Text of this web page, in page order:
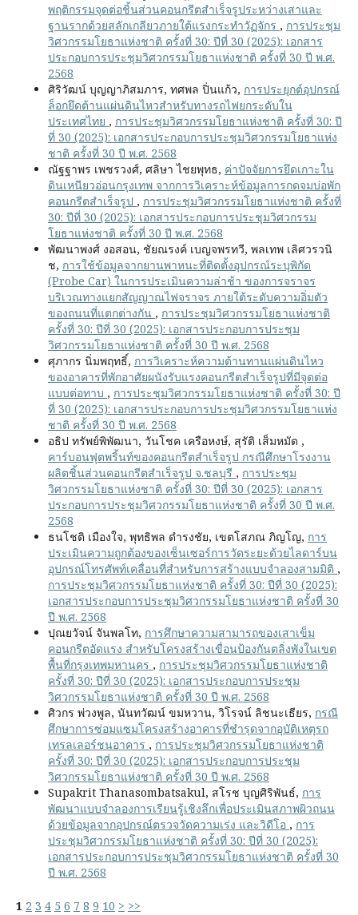
พฤติกรรมจุดต่อชิ้นส่วนคอนกรีตสำเร็จรูประหว่างเสาและ
ฐานรากด้วยสลักเกลียวภายใต้แรงกระทำวัฏจักร , การประชุม
วิศวกรรมโยธาแห่งชาติ ครั้งที่ 30: ปีที่ 30 (2025): เอกสาร
ประกอบการประชุมวิศวกรรมโยธาแห่งชาติ ครั้งที่ 30 ปี พ.ศ.
2568
ศิริวัฒน์ บุญญาภิสมภาร, ทศพล ปิ่นแก้ว, การประยุกต์อุปกรณ์
ล็อกยึดต้านแผ่นดินไหวสำหรับทางรถไฟยกระดับใน
ประเทศไทย , การประชุมวิศวกรรมโยธาแห่งชาติ ครั้งที่ 30: ปี
ที่ 30 (2025): เอกสารประกอบการประชุมวิศวกรรมโยธาแห่ง
ชาติ ครั้งที่ 30 ปี พ.ศ. 2568
ณัฐฐาพร เพชรวงศ์, ศลิษา ไชยพุทธ, ค่าปัจจัยการยึดเกาะใน
ดินเหนียวอ่อนกรุงเทพ จากการวิเคราะห์ข้อมูลการกดจมบ่อพัก
คอนกรีตสำเร็จรูป , การประชุมวิศวกรรมโยธาแห่งชาติ ครั้งที่
30: ปีที่ 30 (2025): เอกสารประกอบการประชุมวิศวกรรม
โยธาแห่งชาติ ครั้งที่ 30 ปี พ.ศ. 2568
พัฒนาพงศ์ งอสอน, ชัยณรงค์ เบญจพรทวี, พลเทพ เลิศวรวนิ
ช, การใช้ข้อมูลจากยานพาหนะที่ติดตั้งอุปกรณ์ระบุพิกัด
(Probe Car) ในการประเมินความล่าช้า ของการจราจร
บริเวณทางแยกสัญญาณไฟจราจร ภายใต้ระดับความอิ่มตัว
ของถนนที่แตกต่างกัน , การประชุมวิศวกรรมโยธาแห่งชาติ
ครั้งที่ 30: ปีที่ 30 (2025): เอกสารประกอบการประชุม
วิศวกรรมโยธาแห่งชาติ ครั้งที่ 30 ปี พ.ศ. 2568
ศุภากร นิ่มพฤทธิ์, การวิเคราะห์ความต้านทานแผ่นดินไหว
ของอาคารที่พักอาศัยผนังรับแรงคอนกรีตสำเร็จรูปที่มีจุดต่อ
แบบต่อทาบ , การประชุมวิศวกรรมโยธาแห่งชาติ ครั้งที่ 30: ปี
ที่ 30 (2025): เอกสารประกอบการประชุมวิศวกรรมโยธาแห่ง
ชาติ ครั้งที่ 30 ปี พ.ศ. 2568
อธิป ทรัพย์พิพัฒนา, วันโชค เครือหงษ์, สุรัติ เส็มหมัด ,
คาร์บอนฟุตพริ้นท์ของคอนกรีตสำเร็จรูป กรณีศึกษาโรงงาน
ผลิตชิ้นส่วนคอนกรีตสำเร็จรูป จ.ชลบุรี , การประชุม
วิศวกรรมโยธาแห่งชาติ ครั้งที่ 30: ปีที่ 30 (2025): เอกสาร
ประกอบการประชุมวิศวกรรมโยธาแห่งชาติ ครั้งที่ 30 ปี พ.ศ.
2568
ธนโชติ เมืองใจ, พุทธิพล ดำรงชัย, เขตโสภณ ภิญโญ, การ
ประเมินความถูกต้องของเซ็นเซอร์การวัดระยะด้วยไลดาร์บน
อุปกรณ์โทรศัพท์เคลื่อนที่สำหรับการสร้างแบบจำลองสามมิติ ,
การประชุมวิศวกรรมโยธาแห่งชาติ ครั้งที่ 30: ปีที่ 30 (2025):
เอกสารประกอบการประชุมวิศวกรรมโยธาแห่งชาติ ครั้งที่ 30
ปี พ.ศ. 2568
ปุณยวัจน์ จันพลโท, การศึกษาความสามารถของเสาเข็ม
คอนกรีตอัดแรง สำหรับโครงสร้างเขื่อนป้องกันตลิ่งพังในเขต
พื้นที่กรุงเทพมหานคร , การประชุมวิศวกรรมโยธาแห่งชาติ
ครั้งที่ 30: ปีที่ 30 (2025): เอกสารประกอบการประชุม
วิศวกรรมโยธาแห่งชาติ ครั้งที่ 30 ปี พ.ศ. 2568
ศิวกร พ่วงพูล, นันทวัฒน์ ขมหวาน, วิโรจน์ ลิชนะเธียร, กรณี
ศึกษาการซ่อมแซมโครงสร้างอาคารที่ชำรุดจากอุบัติเหตุรถ
เทรลเลอร์ชนอาคาร , การประชุมวิศวกรรมโยธาแห่งชาติ
ครั้งที่ 30: ปีที่ 30 (2025): เอกสารประกอบการประชุม
วิศวกรรมโยธาแห่งชาติ ครั้งที่ 30 ปี พ.ศ. 2568
Supakrit Thanasombatsakul, สโรช บุญศิริพันธ์, การ
พัฒนาแบบจำลองการเรียนรู้เชิงลึกเพื่อประเมินสภาพผิวถนน
ด้วยข้อมูลจากอุปกรณ์ตรวจวัดความเร่ง และวิดีโอ , การ
ประชุมวิศวกรรมโยธาแห่งชาติ ครั้งที่ 30: ปีที่ 30 (2025):
เอกสารประกอบการประชุมวิศวกรรมโยธาแห่งชาติ ครั้งที่ 30
ปี พ.ศ. 2568
1 2 3 4 5 6 7 8 9 10 > >>